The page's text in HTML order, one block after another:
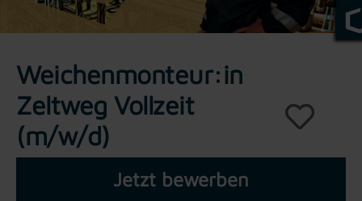
Weichenmonteur:in
Zeltweg Vollzeit
(m/w/d)
Jetzt bewerben